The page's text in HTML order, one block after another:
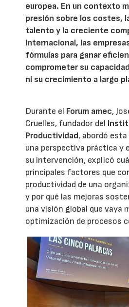
europea. En un contexto
presión sobre los costes,
talento y la creciente
internacional, las
fórmulas para ganar
comprometer su
ni su crecimiento a largo
Durante el Forum amec,
Cruelles, fundador del
Productividad, abordó
una perspectiva práctica y
su intervención, explicó
principales factores que
productividad de una
y por qué las mejoras
una visión global que vaya
optimización de procesos